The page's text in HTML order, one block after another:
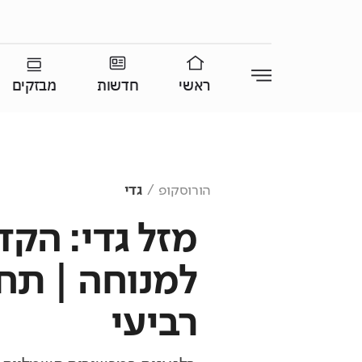
ראשי חדשות מבזקים
הורוסקופ גדי
מזל גדי:
למנוחה |
רביעי